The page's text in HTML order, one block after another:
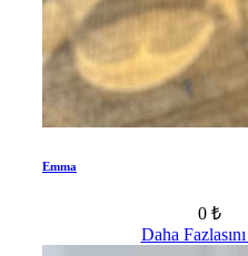
Emma
0 ₺
Daha